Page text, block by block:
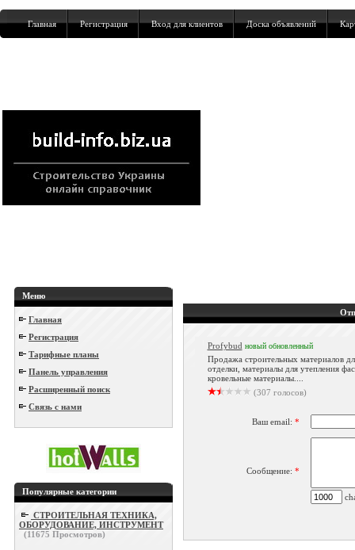
Главная Регистрация Вход для клиентов Доска объявлений
Меню
Главная
Регистрация
Тарифные планы
Панель управления
Расширенный поиск
Связь с нами
Популярные категории
СТРОИТЕЛЬНАЯ ТЕХНИКА,
ОБОРУДОВАНИЕ, ИНСТРУМЕНТ
(11675 Просмотров)
Profybud новый обновленный
Продажа строительных материалов
отделки, материалы для утепления
кровельные материалы....
(307 голосов)
Ваш email: *
Сообщение: *